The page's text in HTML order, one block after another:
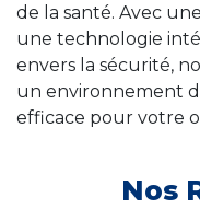
de la santé. Avec
une technologie
envers la sécurité,
un environnement
efficace pour votre
Nos